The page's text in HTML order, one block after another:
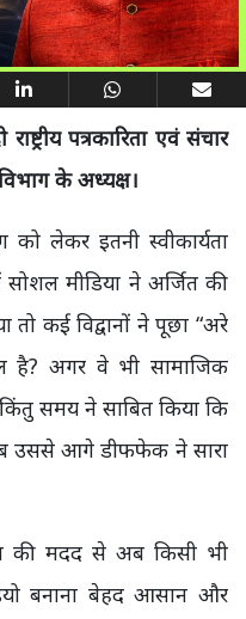
पत्रकारिता एवं संचार
के अध्यक्ष।
लेकर इतनी स्वीकार्यता
मीडिया ने अर्जित की
कई विद्वानों ने पूछा “अरे
है? अगर वे भी सामाजिक
समय ने साबित किया कि
उससे आगे डीफफेक ने सारा
की मदद से अब किसी भी
बनाना बेहद आसान और